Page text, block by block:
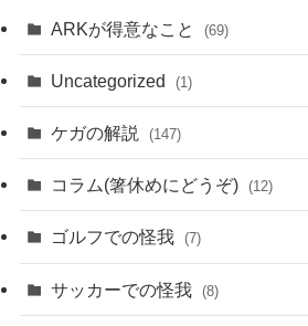
ARKが得意なこと (69)
Uncategorized (1)
ケガの解説 (147)
コラム(箸休めにどうぞ) (12)
ゴルフでの怪我 (7)
サッカーでの怪我 (8)